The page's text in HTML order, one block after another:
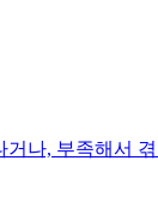
나, 부족해서